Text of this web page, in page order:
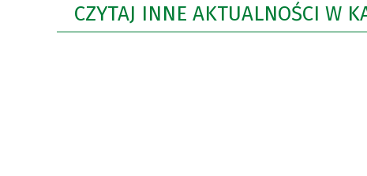
CZYTAJ INNE AKTUALNOŚCI W